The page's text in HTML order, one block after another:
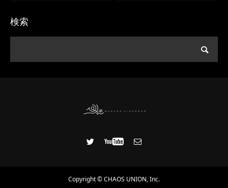
検索
Copyright © CHAOS UNION, Inc.